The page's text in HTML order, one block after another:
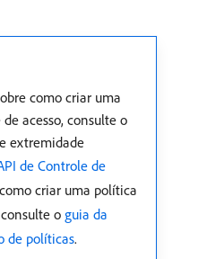
como criar uma
acesso, consulte o
extremidade
de Controle de
criar uma política
oguia da
de políticas.